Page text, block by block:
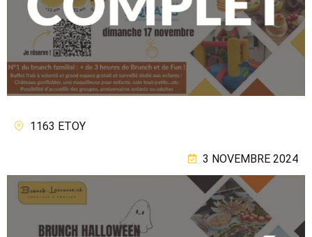
1163 ETOY
3 NOVEMBRE 2024